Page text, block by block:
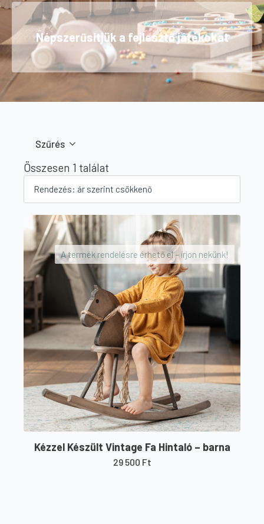
Népszerűsítjük a fejlesztő játékokat
Szűrés
Összesen 1 találat
A termék rendelésre érhető el – írjon nekünk!
Kézzel Készült Vintage Fa Hintaló – barna
29 500 Ft